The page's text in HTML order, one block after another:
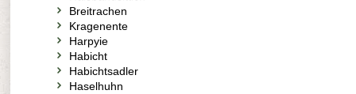
Breitrachen
Kragenente
Harpyie
Habicht
Habichtsadler
Haselhuhn